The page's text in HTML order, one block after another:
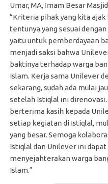
Umar, MA, Imam Besar
“Kriteria pihak yang kita
tentunya yang sesuai
yaitu untuk pemberdayaan
menjadi saksi bahwa
baktinya terhadap warga
Islam. Kerja sama Unilever
sekarang, sudah ada mulai
setelah Istiqlal ini
berterima kasih kepada
setiap kegiatan di Istiqlal,
yang besar. Semoga
Istiqlal dan Unilever ini
menyejahterakan warga
Islam.”